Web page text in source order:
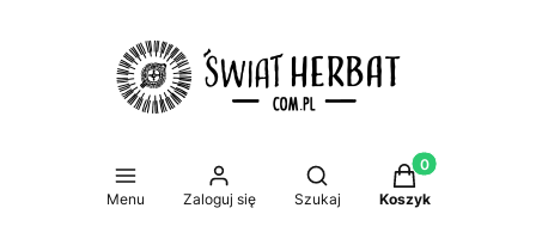
Menu Zaloguj się
Otwórz wyszukiwarkę
Szukaj
Produkty w
Koszyk